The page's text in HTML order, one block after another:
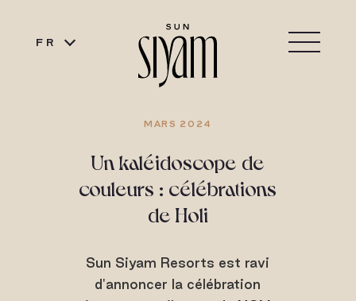
FR
MARS 2024
Un kaléidoscope de
couleurs : célébrations
de Holi
Sun Siyam Resorts est ravi
d'annoncer la célébration